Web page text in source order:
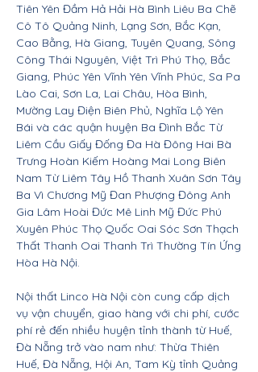
Tiên Yên Đầm Hả Hải Hà Bình Liêu Ba Chẽ
Cô Tô Quảng Ninh, Lạng Sơn, Bắc Kạn,
Cao Bằng, Hà Giang, Tuyên Quang, Sông
Công Thái Nguyên, Việt Trì Phú Thọ, Bắc
Giang, Phúc Yên Vĩnh Yên Vĩnh Phúc, Sa Pa
Lào Cai, Sơn La, Lai Châu, Hòa Bình,
Mường Lay Điện Biên Phủ, Nghĩa Lộ Yên
Bái và các quận huyện Ba Đình Bắc Từ
Liêm Cầu Giấy Đống Đa Hà Đông Hai Bà
Trưng Hoàn Kiếm Hoàng Mai Long Biên
Nam Từ Liêm Tây Hồ Thanh Xuân Sơn Tây
Ba Vì Chương Mỹ Đan Phượng Đông Anh
Gia Lâm Hoài Đức Mê Linh Mỹ Đức Phú
Xuyên Phúc Thọ Quốc Oai Sóc Sơn Thạch
Thất Thanh Oai Thanh Trì Thường Tín Ứng
Hòa Hà Nội.
Nội thất Linco Hà Nội còn cung cấp dịch
vụ vận chuyển, giao hàng với chi phí, cước
phí rẻ đến nhiều huyện tỉnh thành từ Huế,
Đà Nẵng trở vào nam như: Thừa Thiên
Huế, Đà Nẵng, Hội An, Tam Kỳ tỉnh Quảng